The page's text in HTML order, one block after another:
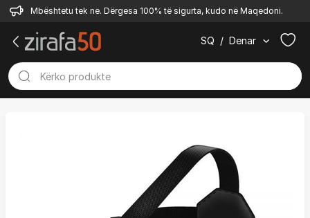
Mbështetu tek ne. Dërgesa 100% të sigurta, kudo në Maqedoni.
SQ / Denar